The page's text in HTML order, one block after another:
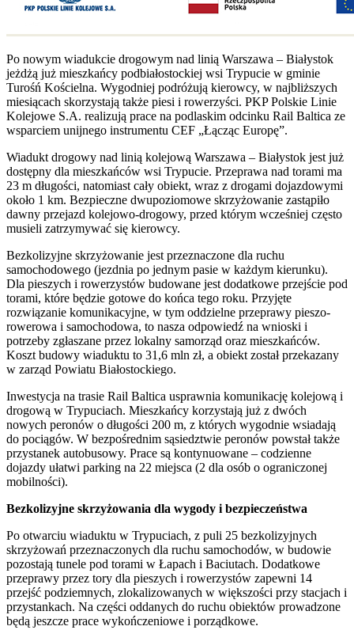
Po nowym wiadukcie drogowym nad linią Warszawa – Białystok
jeżdżą już mieszkańcy podbiałostockiej wsi Trypucie w gminie
Turośń Kościelna. Wygodniej podróżują kierowcy, w najbliższych
miesiącach skorzystają także piesi i rowerzyści. PKP Polskie Linie
Kolejowe S.A. realizują prace na podlaskim odcinku Rail Baltica ze
wsparciem unijnego instrumentu CEF „Łącząc Europę”.
Wiadukt drogowy nad linią kolejową Warszawa – Białystok jest już
dostępny dla mieszkańców wsi Trypucie. Przeprawa nad torami ma
23 m długości, natomiast cały obiekt, wraz z drogami dojazdowymi
około 1 km. Bezpieczne dwupoziomowe skrzyżowanie zastąpiło
dawny przejazd kolejowo-drogowy, przed którym wcześniej często
musieli zatrzymywać się kierowcy.
Bezkolizyjne skrzyżowanie jest przeznaczone dla ruchu
samochodowego (jezdnia po jednym pasie w każdym kierunku).
Dla pieszych i rowerzystów budowane jest dodatkowe przejście pod
torami, które będzie gotowe do końca tego roku. Przyjęte
rozwiązanie komunikacyjne, w tym oddzielne przeprawy pieszo-
rowerowa i samochodowa, to nasza odpowiedź na wnioski i
potrzeby zgłaszane przez lokalny samorząd oraz mieszkańców.
Koszt budowy wiaduktu to 31,6 mln zł, a obiekt został przekazany
w zarząd Powiatu Białostockiego.
Inwestycja na trasie Rail Baltica usprawnia komunikację kolejową i
drogową w Trypuciach. Mieszkańcy korzystają już z dwóch
nowych peronów o długości 200 m, z których wygodnie wsiadają
do pociągów. W bezpośrednim sąsiedztwie peronów powstał także
przystanek autobusowy. Prace są kontynuowane – codzienne
dojazdy ułatwi parking na 22 miejsca (2 dla osób o ograniczonej
mobilności).
Bezkolizyjne skrzyżowania dla wygody i bezpieczeństwa
Po otwarciu wiaduktu w Trypuciach, z puli 25 bezkolizyjnych
skrzyżowań przeznaczonych dla ruchu samochodów, w budowie
pozostają tunele pod torami w Łapach i Baciutach. Dodatkowe
przeprawy przez tory dla pieszych i rowerzystów zapewni 14
przejść podziemnych, zlokalizowanych w większości przy stacjach i
przystankach. Na części oddanych do ruchu obiektów prowadzone
będą jeszcze prace wykończeniowe i porządkowe.